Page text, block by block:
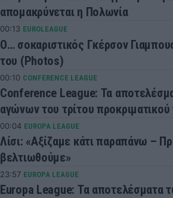
απομακρύνεται η Πολωνία
00:13 EUROLEAGUE
Ο… σοκαριστικός Γκέρσον
του (Photos)
00:10 CONFERENCE LEAGUE
Conference League: Τα
αγώνων του τρίτου προκριματικού
00:04 EUROPA LEAGUE
Λίσι: «Αξίζαμε κάτι παραπάνω –
βελτιωθούμε»
23:57 EUROPA LEAGUE
Europa League: Τα αποτελέσματα